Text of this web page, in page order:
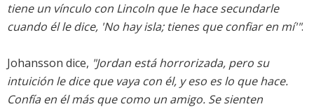
tiene un vínculo con Lincoln que le hace secundarle
cuando él le dice, 'No hay isla; tienes que confiar en mí'".
Johansson dice, "Jordan está horrorizada, pero su
intuición le dice que vaya con él, y eso es lo que hace.
Confía en él más que como un amigo. Se sienten